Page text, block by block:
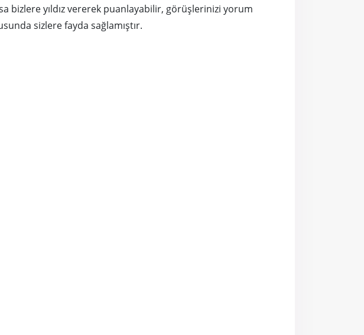
bizlere yıldız vererek puanlayabilir, görüşlerinizi yorum
sizlere fayda sağlamıştır.